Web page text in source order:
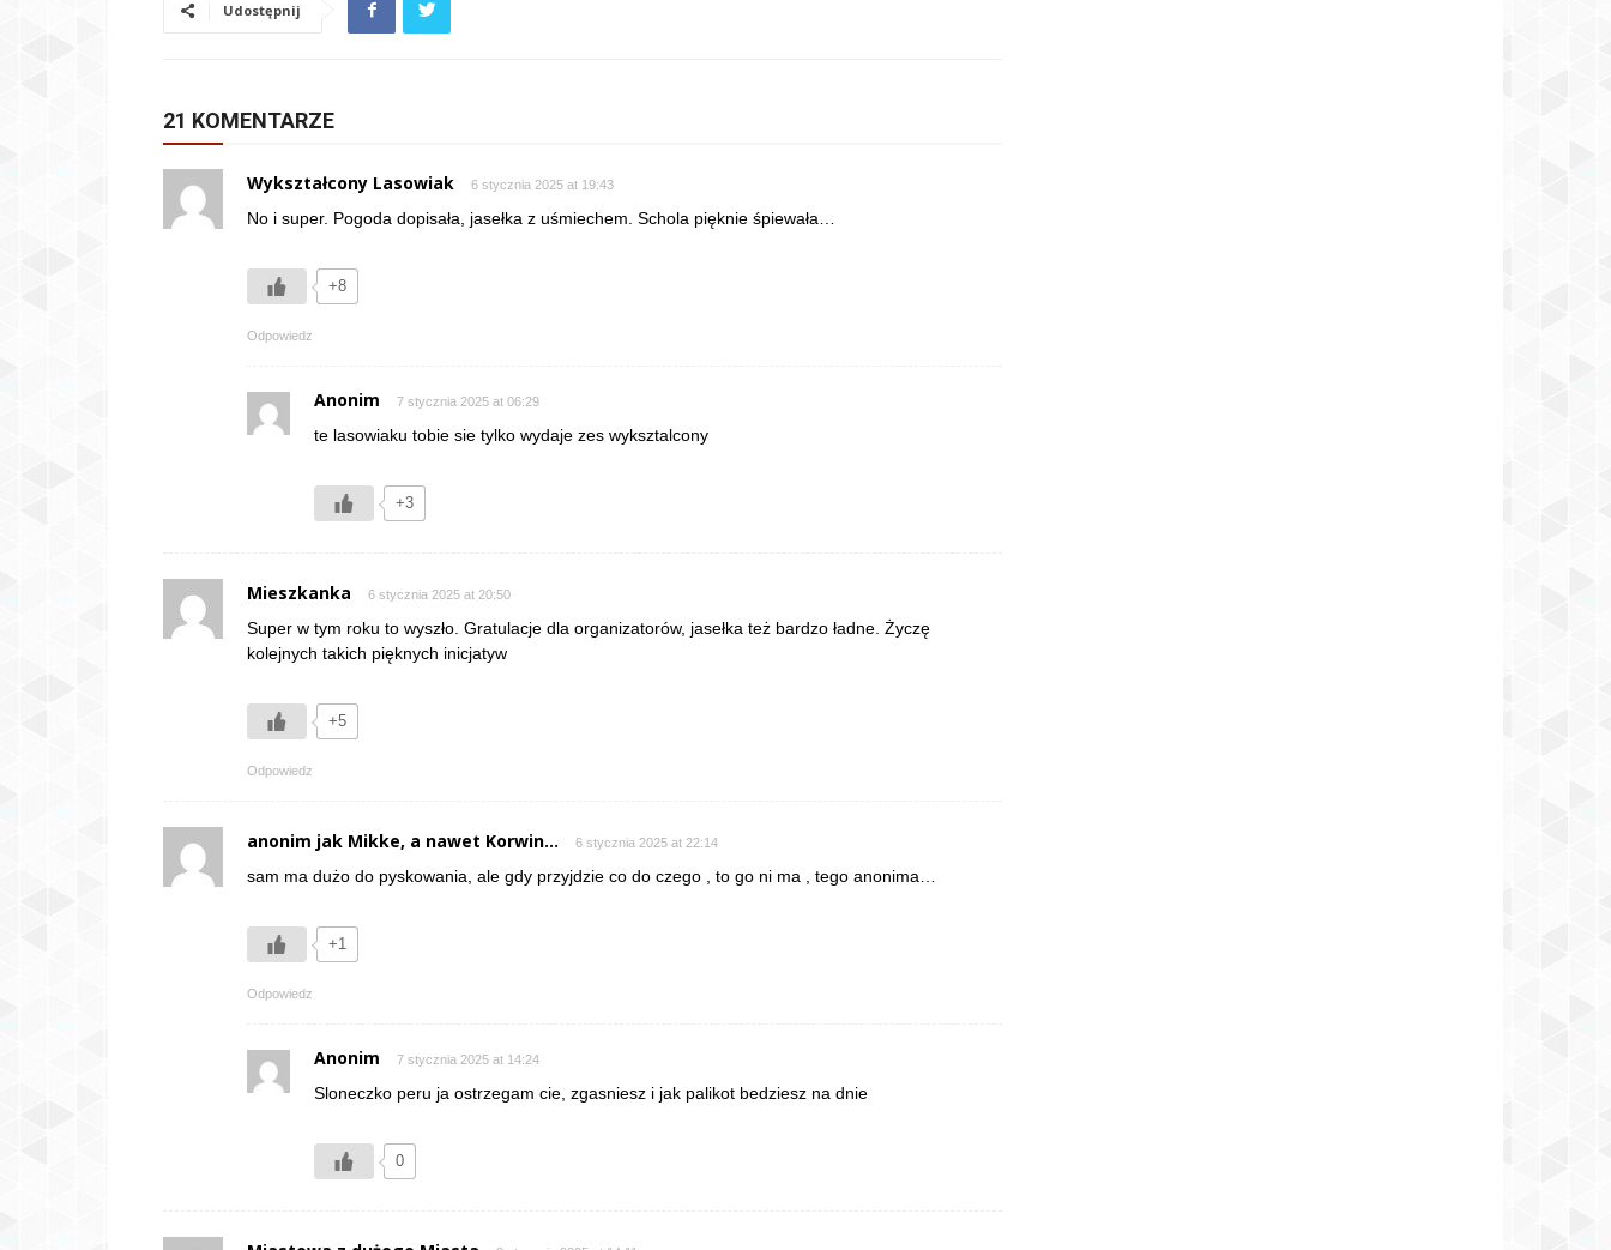
Udostępnij
21 KOMENTARZE
Wykształcony Lasowiak 6 stycznia 2025 at 19:43
No i super. Pogoda dopisała, jasełka z uśmiechem. Schola pięknie śpiewała…
+8
Odpowiedz
Anonim 7 stycznia 2025 at 06:29
te lasowiaku tobie sie tylko wydaje zes wyksztalcony
+3
Mieszkanka 6 stycznia 2025 at 20:50
Super w tym roku to wyszło. Gratulacje dla organizatorów, jasełka też bardzo ładne. Życzę
kolejnych takich pięknych inicjatyw
+5
Odpowiedz
anonim jak Mikke, a nawet Korwin... 6 stycznia 2025 at 22:14
sam ma dużo do pyskowania, ale gdy przyjdzie co do czego , to go ni ma , tego anonima…
+1
Odpowiedz
Anonim 7 stycznia 2025 at 14:24
Sloneczko peru ja ostrzegam cie, zgasniesz i jak palikot bedziesz na dnie
0